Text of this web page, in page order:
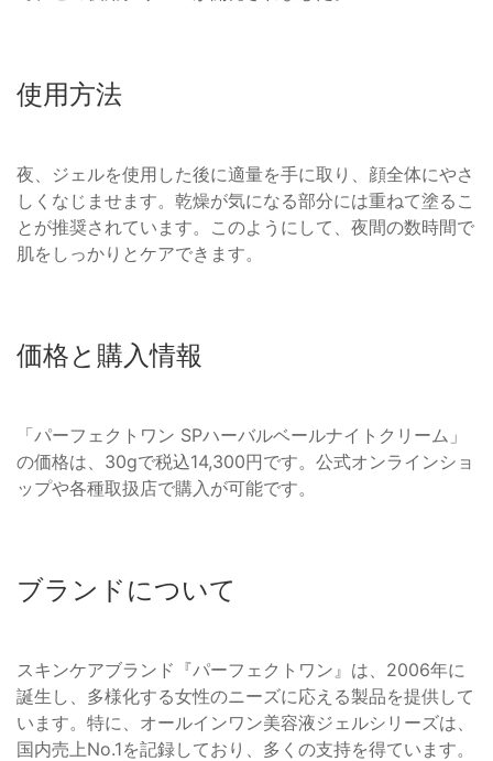
使用方法
夜、ジェルを使用した後に適量を手に取り、顔全体にやさ
しくなじませます。乾燥が気になる部分には重ねて塗るこ
とが推奨されています。このようにして、夜間の数時間で
肌をしっかりとケアできます。
価格と購入情報
「パーフェクトワン SPハーバルベールナイトクリーム」
の価格は、30gで税込14,300円です。公式オンラインショ
ップや各種取扱店で購入が可能です。
ブランドについて
スキンケアブランド『パーフェクトワン』は、2006年に
誕生し、多様化する女性のニーズに応える製品を提供して
います。特に、オールインワン美容液ジェルシリーズは、
国内売上No.1を記録しており、多くの支持を得ています。